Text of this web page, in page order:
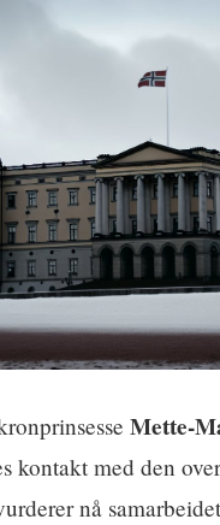
Mette-
kontakt med den
nå